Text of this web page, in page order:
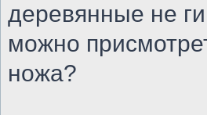
деревянные не
можно
ножа?